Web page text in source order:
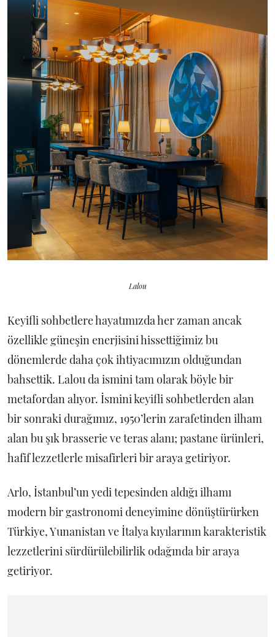
Lalou
Keyifli sohbetlere hayatımızda her zaman ancak
özellikle güneşin enerjisini hissettiğimiz bu
dönemlerde daha çok ihtiyacımızın olduğundan
bahsettik. Lalou da ismini tam olarak böyle bir
metafordan alıyor. İsmini keyifli sohbetlerden alan
bir sonraki durağımız, 1950’lerin zarafetinden ilham
alan bu şık brasserie ve teras alanı; pastane ürünleri,
hafif lezzetlerle misafirleri bir araya getiriyor.
Arlo, İstanbul’un yedi tepesinden aldığı ilhamı
modern bir gastronomi deneyimine dönüştürürken
Türkiye, Yunanistan ve İtalya kıyılarının karakteristik
lezzetlerini sürdürülebilirlik odağında bir araya
getiriyor.